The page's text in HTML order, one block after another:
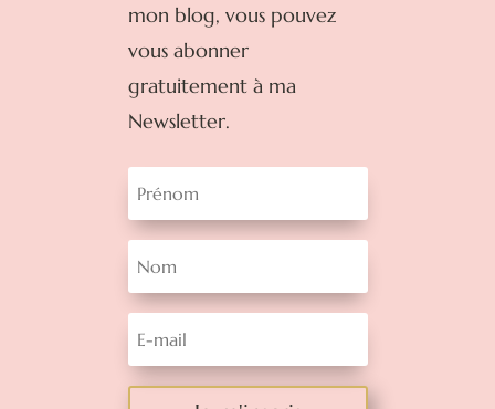
mon blog, vous pouvez
vous abonner
gratuitement à ma
Newsletter.